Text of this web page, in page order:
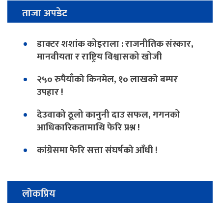
ताजा अपडेट
डाक्टर शशांक कोइराला : राजनीतिक संस्कार,
मानवीयता र राष्ट्रिय विश्वासको खोजी
२५० रुपैयाँको किनमेल, १० लाखको बम्पर
उपहार !
देउवाको ठूलो कानुनी दाउ सफल, गगनको
आधिकारिकतामाथि फेरि प्रश्न !
कांग्रेसमा फेरि सत्ता संघर्षको आँधी !
लोकप्रिय